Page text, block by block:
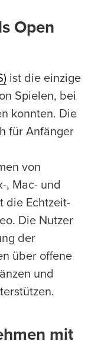
Open
ist die einzige
Spielen, bei
konnten. Die
für Anfänger
von
, Mac- und
die Echtzeit-
Die Nutzer
der
über offene
und
mit